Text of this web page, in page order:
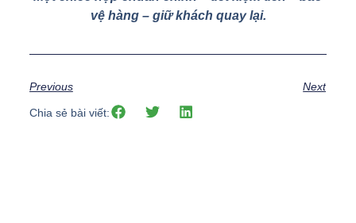
vệ hàng – giữ khách quay lại.
Previous Next
Chia sẻ bài viết: